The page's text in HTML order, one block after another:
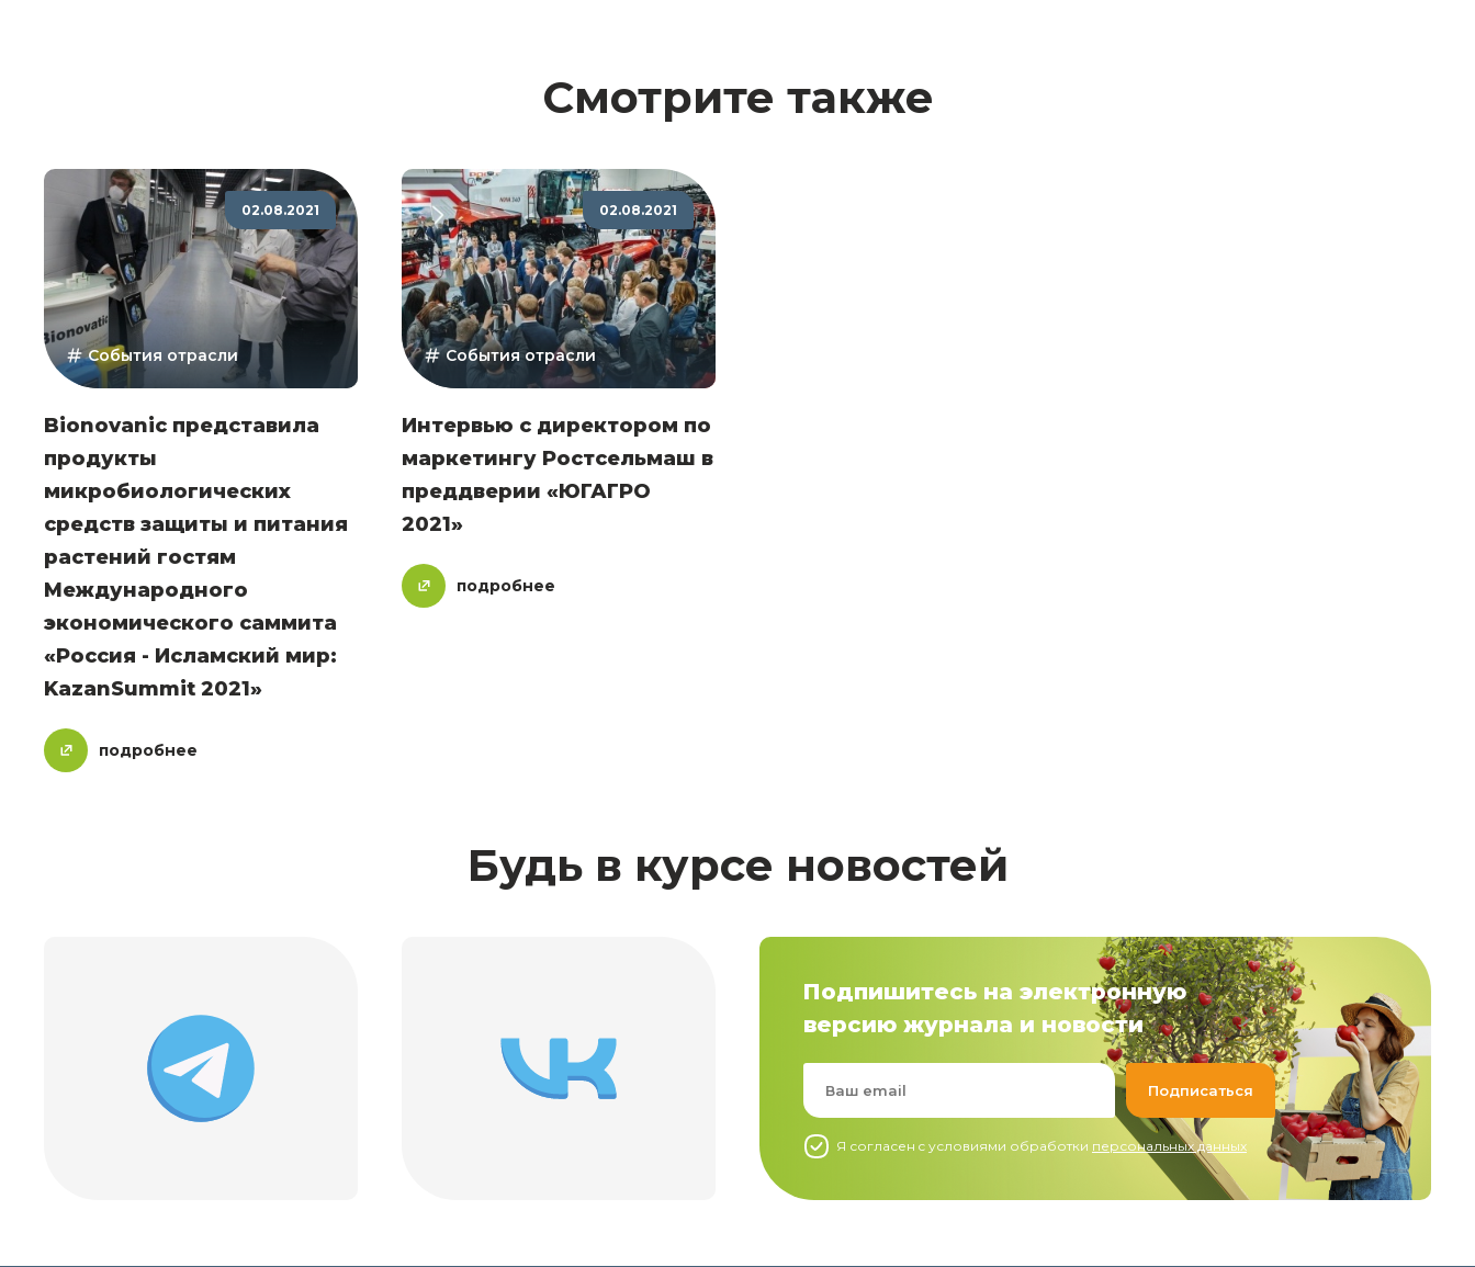
Смотрите также
02.08.2021
События отрасли
Bionovanic представила
продукты
микробиологических
средств защиты и питания
растений гостям
Международного
экономического саммита
«Россия - Исламский мир:
KazanSummit 2021»
подробнее
02.08.2021
События отрасли
Интервью с директором по
маркетингу Ростсельмаш в
преддверии «ЮГАГРО
2021»
подробнее
Будь в курсе новостей
Подпишитесь на электронную
версию журнала и новости
Я согласен c условиями обработки персональных данных